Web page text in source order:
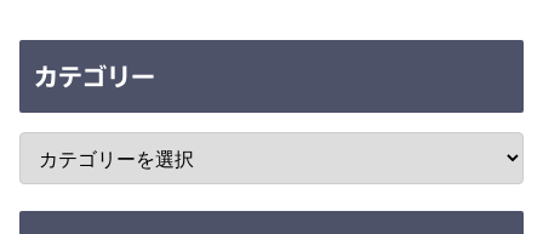
カテゴリー